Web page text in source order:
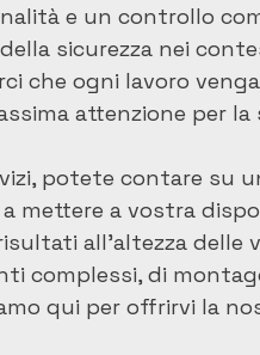
e un controllo
sicurezza nei
che ogni lavoro
attenzione per
potete contare su
mettere a vostra
all'altezza delle
complessi, di
qui per offrirvi la